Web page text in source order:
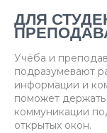
ДЛЯ
Учёба и
подразумевают
информации и
поможет
коммуникации
открытых окон.